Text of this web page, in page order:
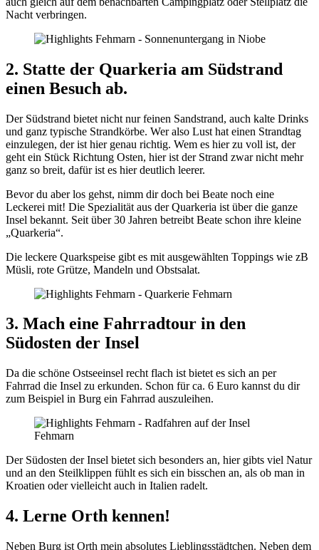
Nacht verbringen.
2. Statte der Quarkeria am Südstrand
einen Besuch ab.
Der Südstrand bietet nicht nur feinen Sandstrand, auch kalte Drinks
und ganz typische Strandkörbe. Wer also Lust hat einen Strandtag
einzulegen, der ist hier genau richtig. Wem es hier zu voll ist, der
geht ein Stück Richtung Osten, hier ist der Strand zwar nicht mehr
ganz so breit, dafür ist es hier deutlich leerer.
Bevor du aber los gehst, nimm dir doch bei Beate noch eine
Leckerei mit! Die Spezialität aus der Quarkeria ist über die ganze
Insel bekannt. Seit über 30 Jahren betreibt Beate schon ihre kleine
„Quarkeria“.
Die leckere Quarkspeise gibt es mit ausgewählten Toppings wie zB
Müsli, rote Grütze, Mandeln und Obstsalat.
3. Mach eine Fahrradtour in den
Südosten der Insel
Da die schöne Ostseeinsel recht flach ist bietet es sich an per
Fahrrad die Insel zu erkunden. Schon für ca. 6 Euro kannst du dir
zum Beispiel in Burg ein Fahrrad auszuleihen.
Der Südosten der Insel bietet sich besonders an, hier gibts viel Natur
und an den Steilklippen fühlt es sich ein bisschen an, als ob man in
Kroatien oder vielleicht auch in Italien radelt.
4. Lerne Orth kennen!
Neben Burg ist Orth mein absolutes Lieblingsstädtchen. Neben dem